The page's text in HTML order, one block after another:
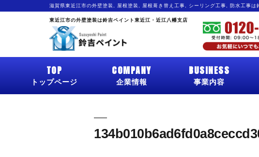
滋賀県東近江市の外壁塗装, 屋根塗装, 屋根葺き替え工事, シーリング工事, 防水工事は
東近江市の外壁塗装は鈴吉ペイント東近江・近江八幡支店
TOP
トップページ
COMPANY
企業情報
BUSINESS
事業内容